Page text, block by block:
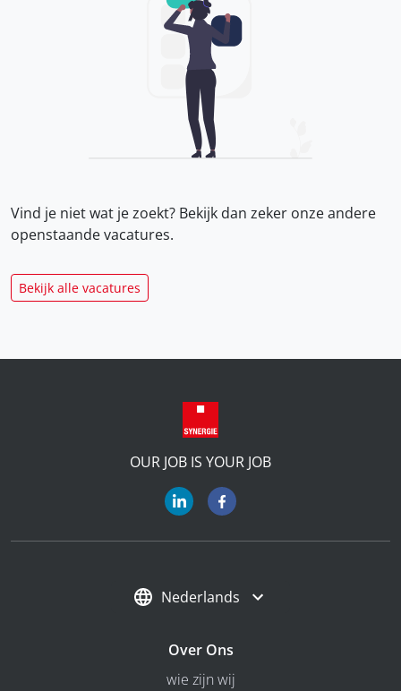
Vind je niet wat je zoekt? Bekijk dan zeker onzeandere
openstaande vacatures.
Bekijk alle vacatures
OUR JOB IS YOUR JOB
Nederlands
Over Ons
wie zijn wij